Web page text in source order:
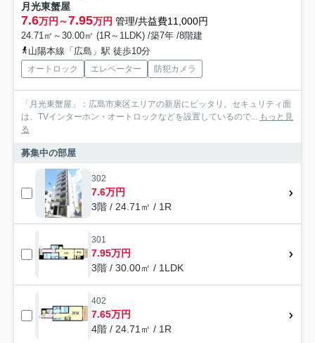
月光東蟹屋
7.6万円～7.95万円 管理/共益費11,000円
24.71㎡～30.00㎡ (1R～1LDK) /築7年 /8階建
山陽本線「広島」駅 徒歩10分
オートロック エレベーター 防犯カメラ
「月光東蟹屋」：広島市東区エリアの新居にピッタリ。セキュリティ面
は、TVインターホン・オートロックなどを設置しているので... もっと見
る
募集中の部屋
302
7.6万円
3階 / 24.71㎡ / 1R
301
7.95万円
3階 / 30.00㎡ / 1LDK
402
7.65万円
4階 / 24.71㎡ / 1R